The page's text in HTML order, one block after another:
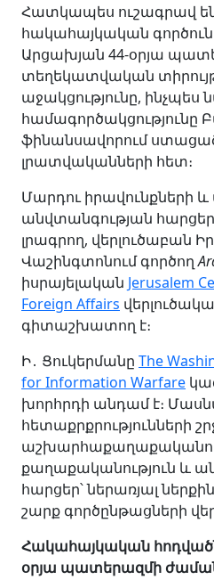
Հատկապես ուշագրավ
հակահայկական
Արցախյան 44-օրյա
տեղեկատվական
աջակցությունը, ինչպես
համագործակցությունը
ֆինանսավորում
լրատվականների հետ։
Մարդու իրավունքների
անվտանգության
լրագրող, վերլուծաբան
Վաշինգտոնում գործող
իսրայելական Jerusalem
Foreign Affairs
գիտաշխատող է։
Ի․ Ցուկերմանը The
for Information Warfare
խորհրդի անդամ է։
հետաքրքրությունների
քաղաքականություն և
հարցեր՝ ներառյալ
շարք գործընթացների
Հակահայկական
օրյա պատերազմի